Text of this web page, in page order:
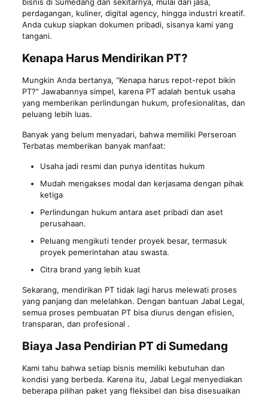
perdagangan, kuliner, digital agency, hingga industri kreatif.
Anda cukup siapkan dokumen pribadi, sisanya kami yang
tangani.
Kenapa Harus Mendirikan PT?
Mungkin Anda bertanya, “Kenapa harus repot-repot bikin
PT?” Jawabannya simpel, karena PT adalah bentuk usaha
yang memberikan perlindungan hukum, profesionalitas, dan
peluang lebih luas.
Banyak yang belum menyadari, bahwa memiliki Perseroan
Terbatas memberikan banyak manfaat:
Usaha jadi resmi dan punya identitas hukum
Mudah mengakses modal dan kerjasama dengan pihak
ketiga
Perlindungan hukum antara aset pribadi dan aset
perusahaan.
Peluang mengikuti tender proyek besar, termasuk
proyek pemerintahan atau swasta.
Citra brand yang lebih kuat
Sekarang, mendirikan PT tidak lagi harus melewati proses
yang panjang dan melelahkan. Dengan bantuan Jabal Legal,
semua proses pembuatan PT bisa diurus dengan efisien,
transparan, dan profesional .
Biaya Jasa Pendirian PT di Sumedang
Kami tahu bahwa setiap bisnis memiliki kebutuhan dan
kondisi yang berbeda. Karena itu, Jabal Legal menyediakan
beberapa pilihan paket yang fleksibel dan bisa disesuaikan